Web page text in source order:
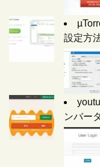
設定方
ンバー